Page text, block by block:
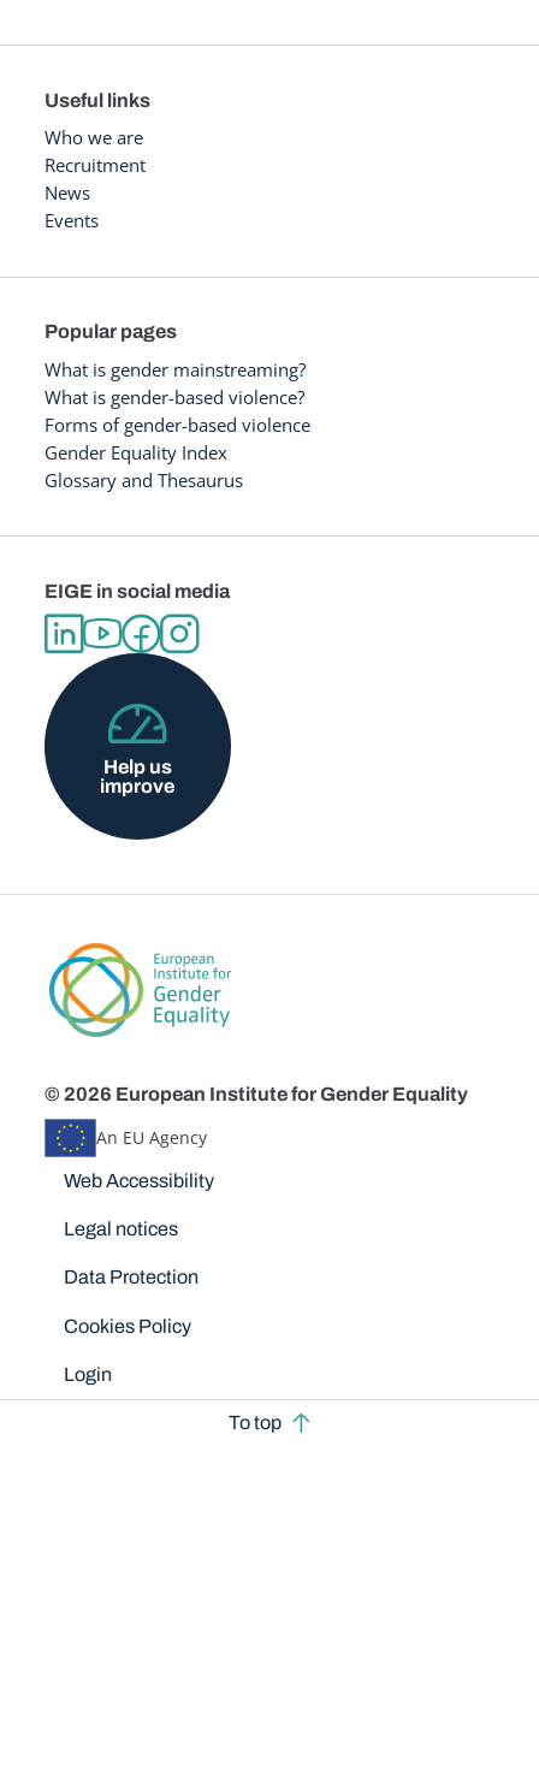
Useful links
Who we are
Recruitment
News
Events
Popular pages
What is gender mainstreaming?
What is gender-based violence?
Forms of gender-based violence
Gender Equality Index
Glossary and Thesaurus
EIGE in social media
Help us
improve
© 2026 European Institute for Gender Equality
An EU Agency
Disclaimers
Web Accessibility
Legal notices
Data Protection
Cookies Policy
Login
To top